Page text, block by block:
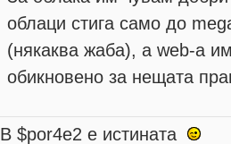
облаци стига само до
(някаква жаба), a web-а
обикновено за нещата
В $por4e2 e истината